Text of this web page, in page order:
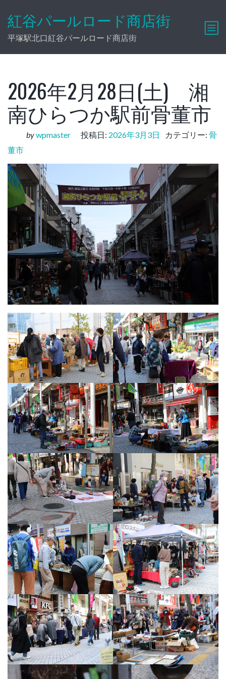
紅谷パールロード商店街
平塚駅北口紅谷パールロード商店街
2026年2月28日(土) 湘
南ひらつか駅前骨董市
bywpmaster 投稿日: 2026年3月3日 カテゴリー: 骨
董市